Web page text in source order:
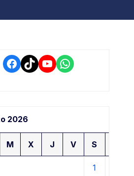
Facebook
TikTokYouTube
WhatsApp
2026
M X J V S
1